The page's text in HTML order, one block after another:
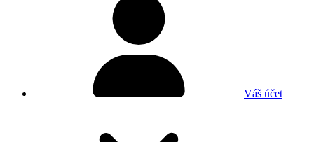
Váš účet